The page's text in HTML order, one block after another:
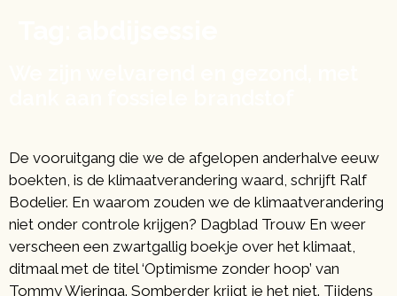
De vooruitgang die we de afgelopen anderhalve eeuw
boekten, is de klimaatverandering waard, schrijft Ralf
Bodelier. En waarom zouden we de klimaatverandering
niet onder controle krijgen? Dagblad Trouw En weer
verscheen een zwartgallig boekje over het klimaat,
ditmaal met de titel ‘Optimisme zonder hoop’ van
Tommy Wieringa. Somberder krijgt je het niet. Tijdens